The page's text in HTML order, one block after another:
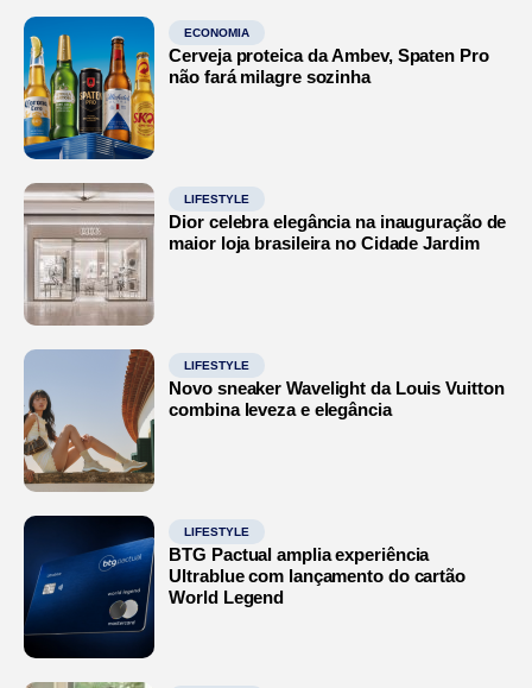
ECONOMIA
Cerveja proteica da Ambev, Spaten Pro
não fará milagre sozinha
LIFESTYLE
Dior celebra elegância na inauguração de
maior loja brasileira no Cidade Jardim
LIFESTYLE
Novo sneaker Wavelight da Louis Vuitton
combina leveza e elegância
LIFESTYLE
BTG Pactual amplia experiência
Ultrablue com lançamento do cartão
World Legend